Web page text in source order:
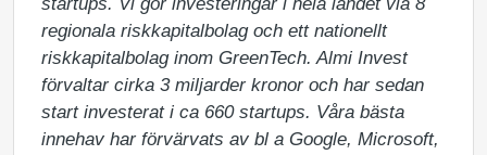
regionala riskkapitalbolag och ett nationellt
riskkapitalbolag inom GreenTech. Almi Invest
förvaltar cirka 3 miljarder kronor och har sedan
start investerat i ca 660 startups. Våra bästa
innehav har förvärvats av bl a Google, Microsoft,